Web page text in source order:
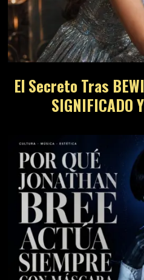
El Secreto Tras
SIGNIFICADO